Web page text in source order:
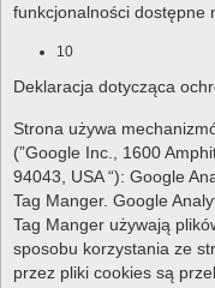
funkcjonalności dostępne
10
Deklaracja dotycząca
Strona używa
(”Google Inc., 1600
94043, USA “): Google
Tag Manger. Google
Tag Manger używają
sposobu korzystania ze
przez pliki cookies są